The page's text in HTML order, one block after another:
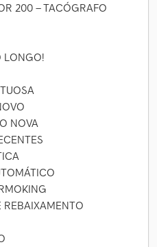
200 – TACÓGRAFO
LONGO!
NOVA